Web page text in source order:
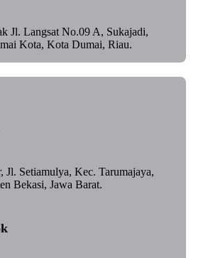
Jl. Langsat No.09 A, Sukajadi,
Kota, Kota Dumai, Riau.
Jl. Setiamulya, Kec. Tarumajaya,
Bekasi, Jawa Barat.